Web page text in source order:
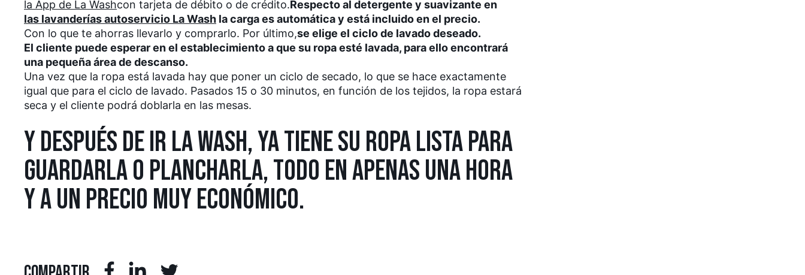
la App de La Washcon tarjeta de débito o de crédito.Respecto al detergente y suavizante en
las lavanderías autoservicio La Wash la carga es automática y está incluido en el precio.
Con lo que te ahorras llevarlo y comprarlo. Por último,se elige el ciclo de lavado deseado.
El cliente puede esperar en el establecimiento a que su ropa esté lavada, para ello encontrará
una pequeña área de descanso.
Una vez que la ropa está lavada hay que poner un ciclo de secado, lo que se hace exactamente
igual que para el ciclo de lavado. Pasados 15 o 30 minutos, en función de los tejidos, la ropa estará
seca y el cliente podrá doblarla en las mesas.
Y DESPUÉS DE IR LA WASH, YA TIENE SU ROPA LISTA PARA
GUARDARLA O PLANCHARLA, TODO EN APENAS UNA HORA
Y A UN PRECIO MUY ECONÓMICO.